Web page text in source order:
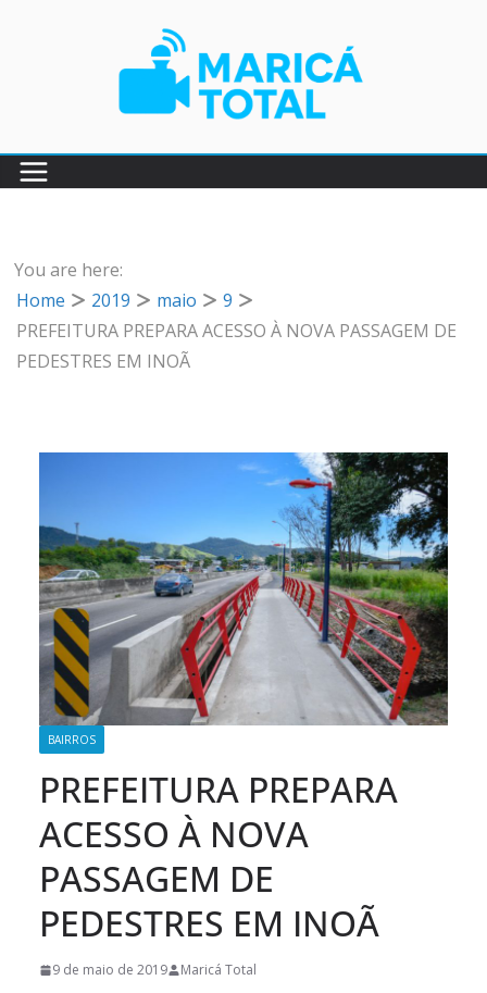
You are here:
Home
2019 maio
9
PREFEITURA PREPARA ACESSO À NOVA PASSAGEM DE
PEDESTRES EM INOÃ
BAIRROS
PREFEITURA PREPARA
ACESSO À NOVA
PASSAGEM DE
PEDESTRES EM INOÃ
9 de maio de 2019 Maricá Total